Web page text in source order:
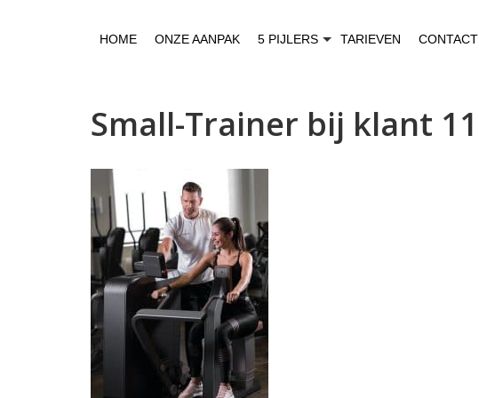
HOME ONZE AANPAK 5 PIJLERS TARIEVEN CONTACT
Small-Trainer bij klant 11